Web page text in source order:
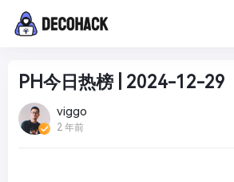
PH今日热榜 | 2024-12-29
viggo
2 年前